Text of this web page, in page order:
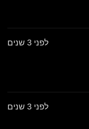
לפני 3 שנים
לפני 3 שנים